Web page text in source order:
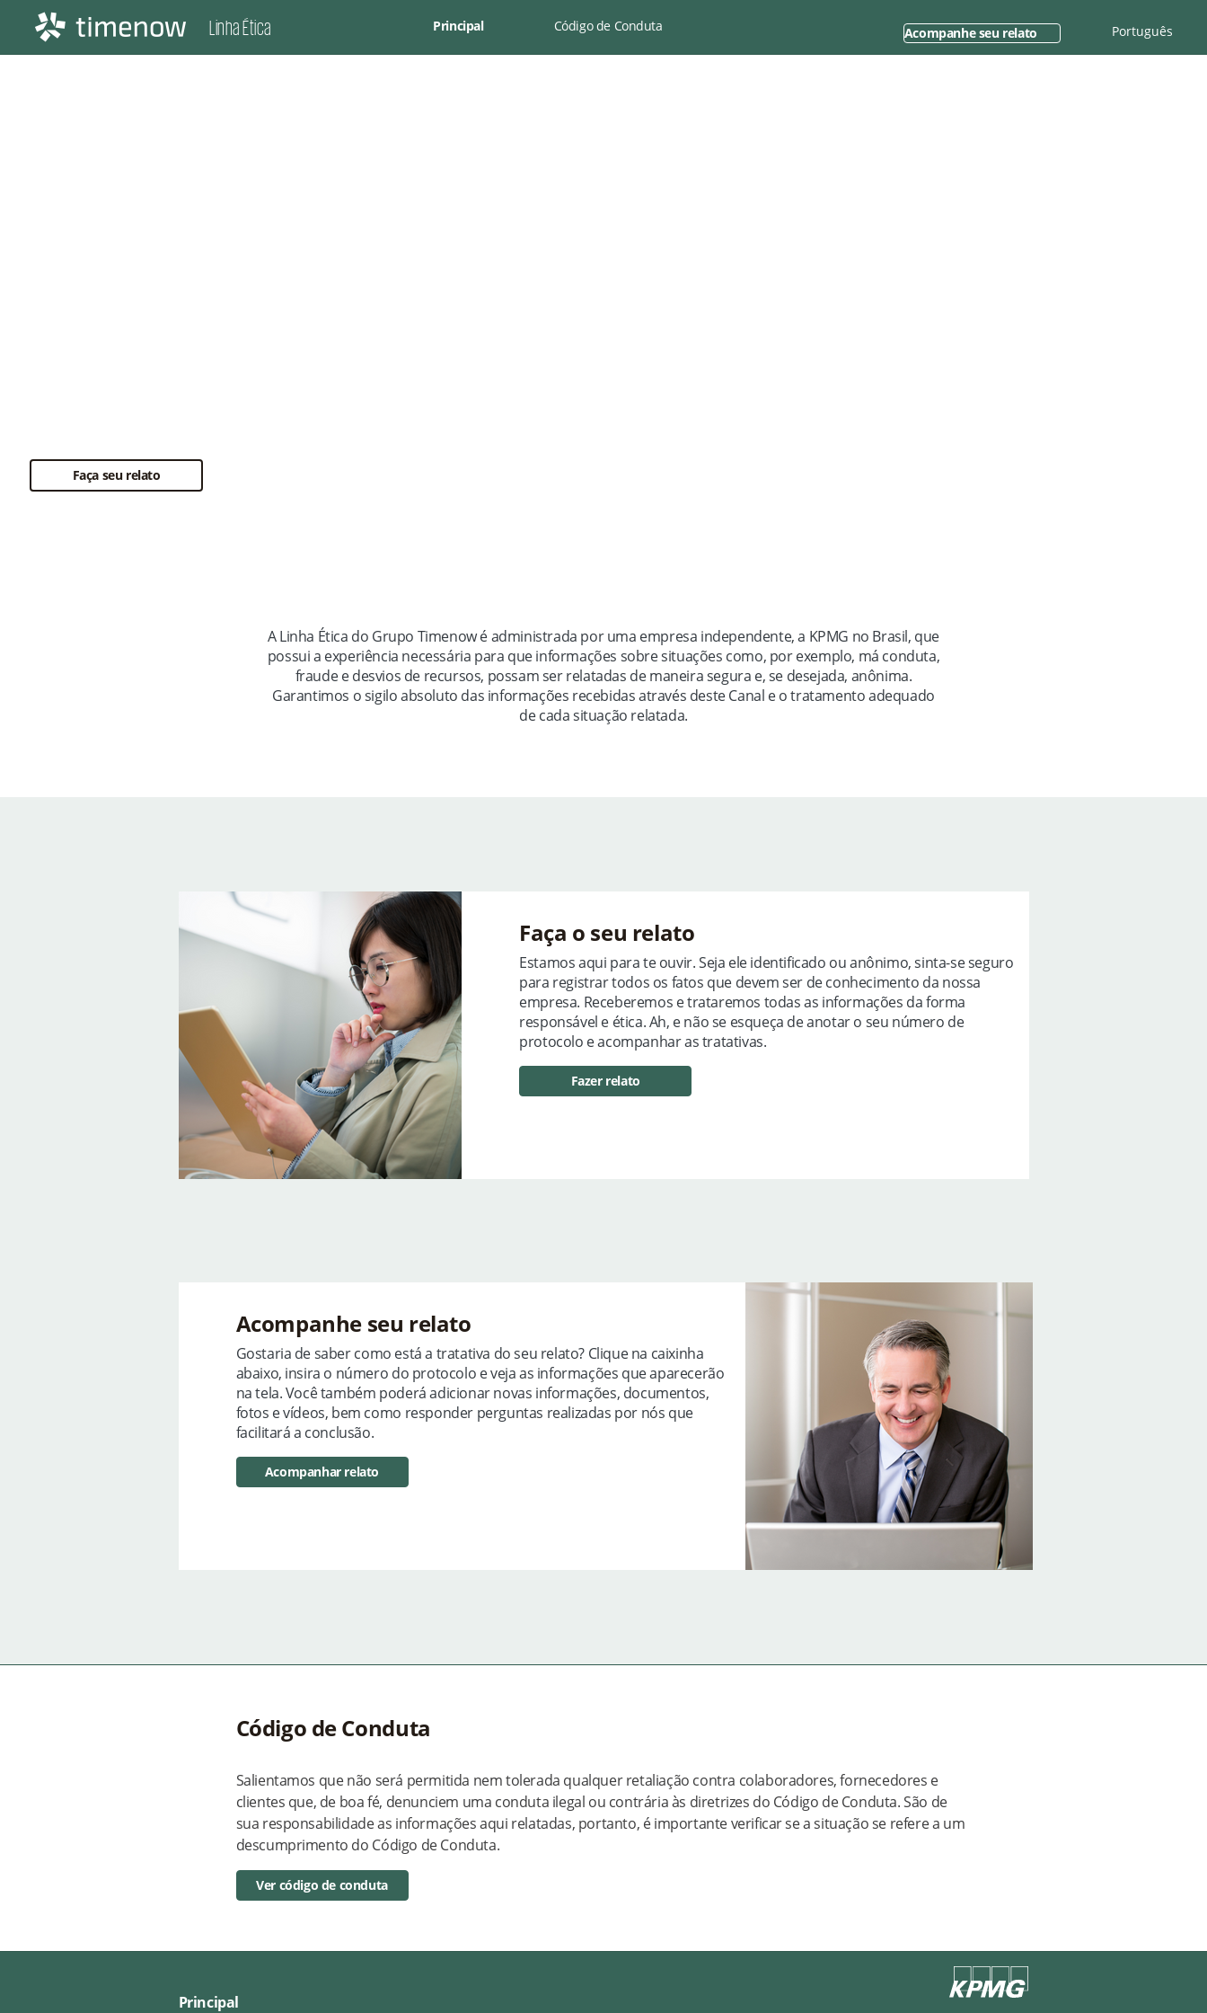
Linha Ética Principal Código de Conduta Acompanhe seu relato Português
Faça seu relato
A Linha Ética do Grupo Timenow é administrada por uma empresa independente, a KPMG no Brasil, que
possui a experiência necessária para que informações sobre situações como, por exemplo, má conduta,
fraude e desvios de recursos, possam ser relatadas de maneira segura e, se desejada, anônima.
Garantimos o sigilo absoluto das informações recebidas através deste Canal e o tratamento adequado
de cada situação relatada.
Faça o seu relato
Estamos aqui para te ouvir. Seja ele identificado ou anônimo, sinta-se seguro
para registrar todos os fatos que devem ser de conhecimento da nossa
empresa. Receberemos e trataremos todas as informações da forma
responsável e ética. Ah, e não se esqueça de anotar o seu número de
protocolo e acompanhar as tratativas.
Fazer relato
Acompanhe seu relato
Gostaria de saber como está a tratativa do seu relato? Clique na caixinha
abaixo, insira o número do protocolo e veja as informações que aparecerão
na tela. Você também poderá adicionar novas informações, documentos,
fotos e vídeos, bem como responder perguntas realizadas por nós que
facilitará a conclusão.
Acompanhar relato
Código de Conduta
Salientamos que não será permitida nem tolerada qualquer retaliação contra colaboradores, fornecedores e
clientes que, de boa fé, denunciem uma conduta ilegal ou contrária às diretrizes do Código de Conduta. São de
sua responsabilidade as informações aqui relatadas, portanto, é importante verificar se a situação se refere a um
descumprimento do Código de Conduta.
Ver código de conduta
Principal